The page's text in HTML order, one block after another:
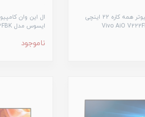
ال این وان کامپیوتر همه کاره 22 اینچی
ایسوس مدل Vivo AiO V222FBK
ناموجود